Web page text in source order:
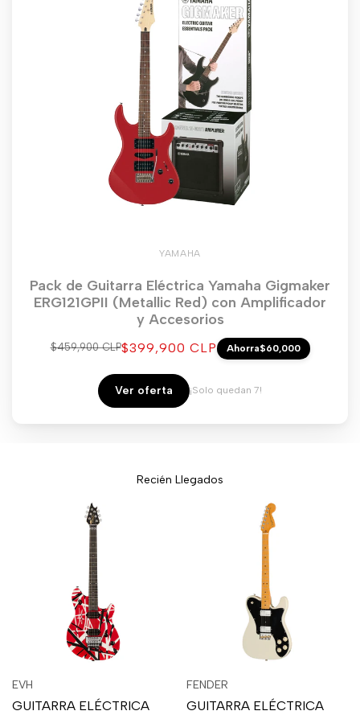
YAMAHA
Pack de Guitarra Eléctrica Yamaha Gigmaker
ERG121GPII (Metallic Red) con Amplificador
y Accesorios
Precio
$459,900 CLPPrecio
venta
$399,900 CLP Ahorra$60,000
Ver oferta ¡Solo quedan 7!
Recién Llegados
sesión
parapara
Proveedor:
EVH
GUITARRA ELÉCTRICA
sesión
para
sesión
para
Vista
Proveedor:
FENDER
GUITARRA ELÉCTRICA